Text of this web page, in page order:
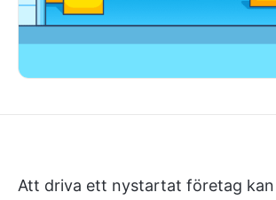
Att driva ett nystartat företag kan